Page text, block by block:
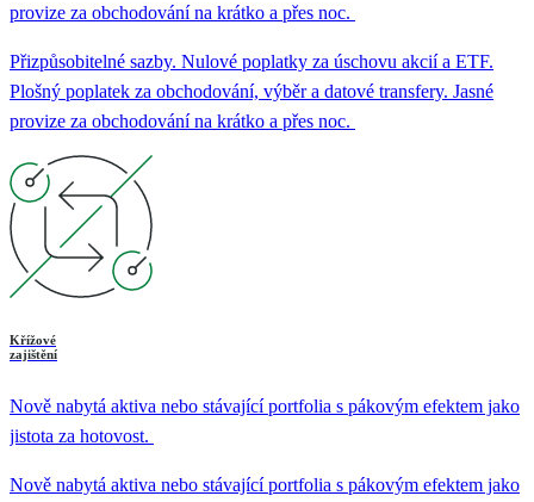
provize za obchodování na krátko a přes noc.
Přizpůsobitelné sazby. Nulové poplatky za úschovu akcií a ETF.
Plošný poplatek za obchodování, výběr a datové transfery. Jasné
provize za obchodování na krátko a přes noc.
Křížové
zajištění
Nově nabytá aktiva nebo stávající portfolia s pákovým efektem jako
jistota za hotovost.
Nově nabytá aktiva nebo stávající portfolia s pákovým efektem jako